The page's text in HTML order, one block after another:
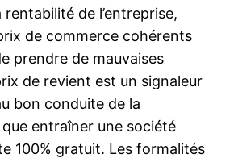
de l’entreprise,
de commerce cohérents
prendre de mauvaises
de revient est un signaleur
bon conduite de la
entraîner une société
100% gratuit. Les formalités